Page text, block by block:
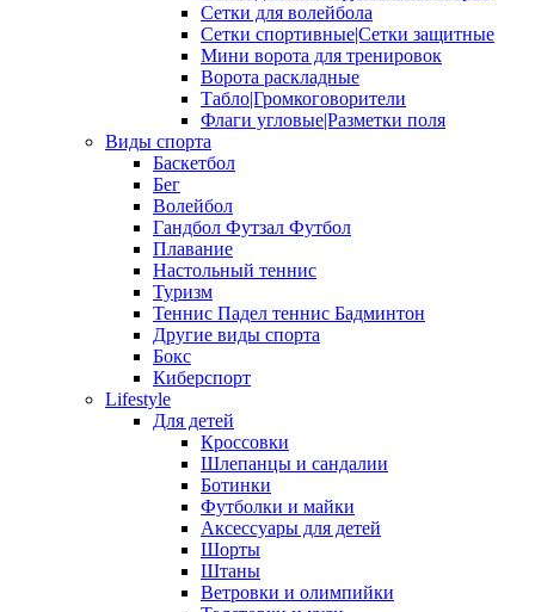
Сетки для волейбола
Сетки спортивные|Сетки защитные
Мини ворота для тренировок
Ворота раскладные
Табло|Громкоговорители
Флаги угловые|Разметки поля
Виды спорта
Баскетбол
Бег
Волейбол
Гандбол Футзал Футбол
Плавание
Настольный теннис
Туризм
Теннис Падел теннис Бадминтон
Другие виды спорта
Бокс
Киберспорт
Lifestyle
Для детей
Кроссовки
Шлепанцы и сандалии
Ботинки
Футболки и майки
Аксессуары для детей
Шорты
Штаны
Ветровки и олимпийки